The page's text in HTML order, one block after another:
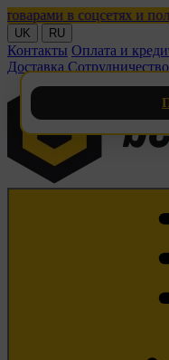
в соцсетях и
UK RU
Контакты Оплата и
Доставка Сотрудничество